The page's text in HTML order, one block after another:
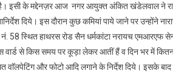
का
कूड़े
से
आय
बढ़ाने
है। इसी के मद्देनज़र आज नगर आयुक्त अंकित खंडेलवाल ने
दिये। इस दौरान कुछ कमियां पाये जाने पर उन्होंने
58 स्थित हाथरस रोड सैन धर्मकांटा नरायच एमआरएफ
वार्ड से किस समय पर कूड़ा लेकर आतीं हैं व दिन भर में
वाॅलपेटिंग और फोटो आदि लगाने के निर्देश दिये। इसके